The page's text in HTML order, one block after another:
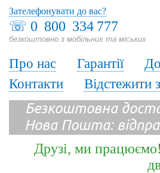
☏ 0 800 334 777
безкоштовно з мобільних та міських
Зателефонувати до вас?
Про нас Гарантії
Контакти
Відстежити
Безкоштовна
Нова Пошта:
Друзі, ми